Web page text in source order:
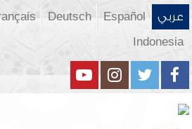
عربي Español
Deutsch
Indonesia